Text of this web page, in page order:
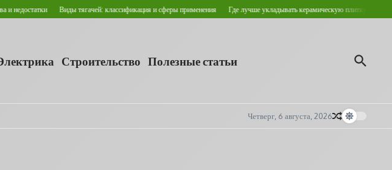
Виды тягачей: классификация и сферы применения Где лучше укладывать керамическую плитку для пола?
Строительство Полезные статьи
Четверг, 6 августа, 2026